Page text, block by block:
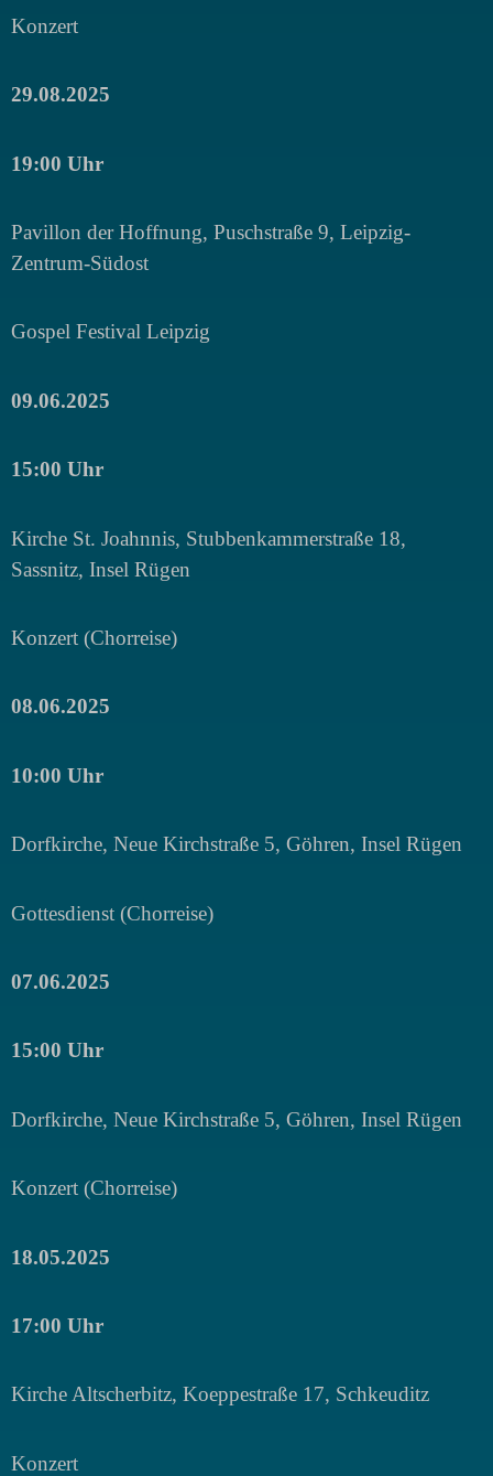
Konzert
29.08.2025
19:00 Uhr
Pavillon der Hoffnung, Puschstraße 9, Leipzig-
Zentrum-Südost
Gospel Festival Leipzig
09.06.2025
15:00 Uhr
Kirche St. Joahnnis, Stubbenkammerstraße 18,
Sassnitz, Insel Rügen
Konzert (Chorreise)
08.06.2025
10:00 Uhr
Dorfkirche, Neue Kirchstraße 5, Göhren, Insel Rügen
Gottesdienst (Chorreise)
07.06.2025
15:00 Uhr
Dorfkirche, Neue Kirchstraße 5, Göhren, Insel Rügen
Konzert (Chorreise)
18.05.2025
17:00 Uhr
Kirche Altscherbitz, Koeppestraße 17, Schkeuditz
Konzert